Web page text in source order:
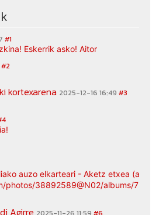
#1
Eskerrik asko! Aitor
#2
kortexarena 2025-12-16 16:49 #3
auzo elkarteari - Aketz etxea
photos/38892589@N02/albums/
Agirre